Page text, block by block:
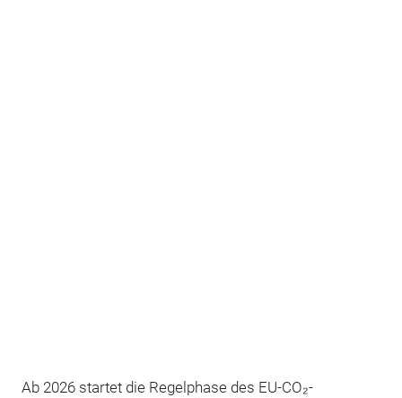
Ab 2026 startet die Regelphase des EU-CO₂-